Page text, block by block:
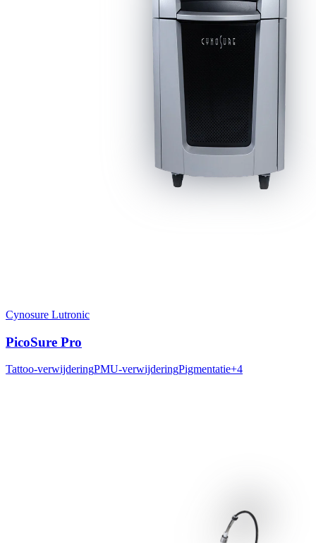
Cynosure Lutronic
PicoSure Pro
Tattoo-verwijderingPMU-verwijderingPigmentatie+4